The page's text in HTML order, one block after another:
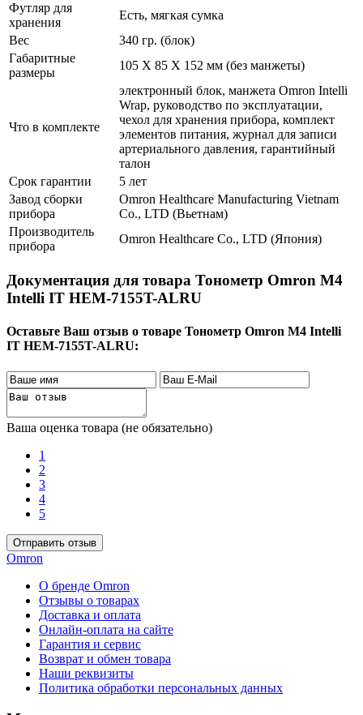
Футляр для
хранения
Есть, мягкая сумка
Вес
340 гр. (блок)
Габаритные
размеры
105 X 85 X 152 мм (без манжеты)
Что в комплекте
электронный блок, манжета Omron Intelli
Wrap, руководство по эксплуатации,
чехол для хранения прибора, комплект
элементов питания, журнал для записи
артериального давления, гарантийный
талон
Срок гарантии
5 лет
Завод сборки
прибора
Omron Healthcare Manufacturing Vietnam
Co., LTD (Вьетнам)
Производитель
прибора
Omron Healthcare Co., LTD (Япония)
Документация для товара Тонометр Omron M4
Intelli IT HEM-7155T-ALRU
Оставьте Ваш отзыв о товаре Тонометр Omron M4 Intelli
IT HEM-7155T-ALRU:
Ваша оценка товара (не обязательно)
1
2
3
4
5
Omron
О бренде Omron
Отзывы о товарах
Доставка и оплата
Онлайн-оплата на сайте
Гарантия и сервис
Возврат и обмен товара
Наши реквизиты
Политика обработки персональных данных